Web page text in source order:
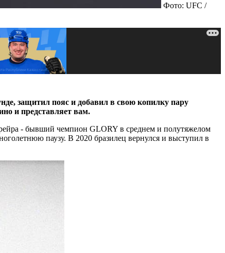
Фото: UFC /
защитил пояс и добавил в свою копилку пару
и представляет вам.
- бывший чемпион GLORY в среднем и полутяжелом
паузу. В 2020 бразилец вернулся и выступил в